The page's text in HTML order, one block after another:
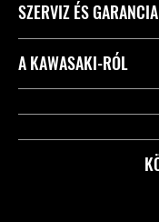
SZERVIZ ÉS GARANCIA
Kapcsolat
Hasznos linkek
A KAWASAKI-RÓL
Vállalatunk